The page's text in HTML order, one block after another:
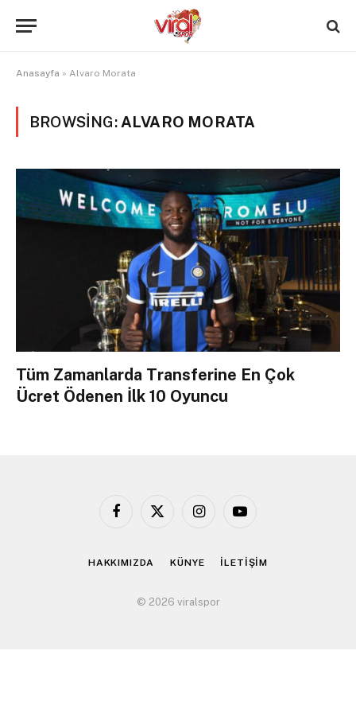
Anasayfa » Alvaro Morata
BROWSING: ALVARO MORATA
Tüm Zamanlarda Transferine En Çok
Ücret Ödenen İlk 10 Oyuncu
Facebook
X
InstagramYouTube
HAKKIMIZDA KÜNYE İLETİŞİM
© 2026 viralspor